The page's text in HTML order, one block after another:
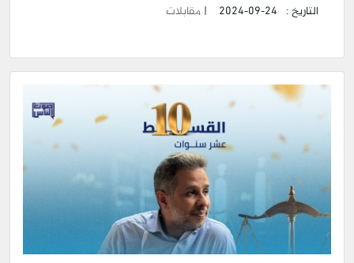
التاريخ : 2024-09-24
| مقابلات